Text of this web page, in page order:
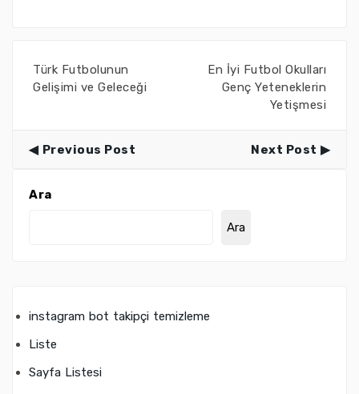
Türk Futbolunun
Gelişimi ve Geleceği
En İyi Futbol Okulları
Genç Yeteneklerin
Yetişmesi
Previous Post Next Post
Ara
Ara
instagram bot takipçi temizleme
Liste
Sayfa Listesi